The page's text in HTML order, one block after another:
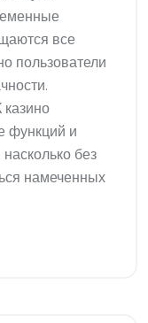
все
пользователи
функций и
без
намеченных